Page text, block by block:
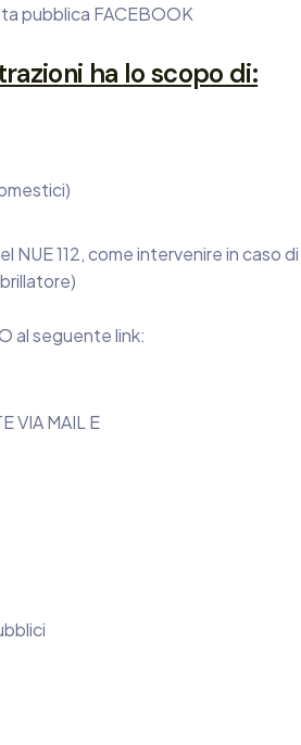
pubblica FACEBOOK
ha lo scopo di:
112, come intervenire in caso di
al seguente link:
VIA MAIL E